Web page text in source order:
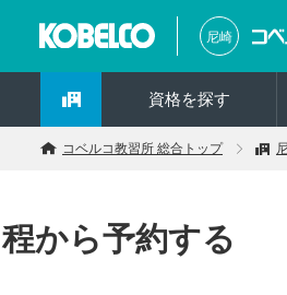
尼崎
資格を探す
コベルコ教習所 総合トップ
程から予約する